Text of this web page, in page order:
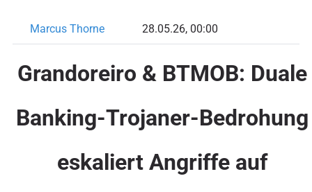
Marcus Thorne 28.05.26, 00:00
Grandoreiro & BTMOB: Duale
Banking-Trojaner-Bedrohung
eskaliert Angriffe auf